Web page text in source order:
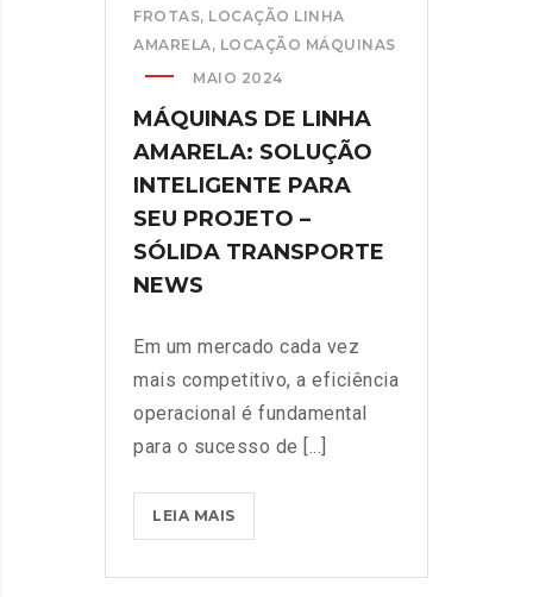
FROTAS, LOCAÇÃO LINHA
AMARELA, LOCAÇÃO MÁQUINAS
MAIO 2024
MÁQUINAS DE LINHA
AMARELA: SOLUÇÃO
INTELIGENTE PARA
SEU PROJETO –
SÓLIDA TRANSPORTE
NEWS
Em um mercado cada vez
mais competitivo, a eficiência
operacional é fundamental
para o sucesso de [...]
LEIA MAIS